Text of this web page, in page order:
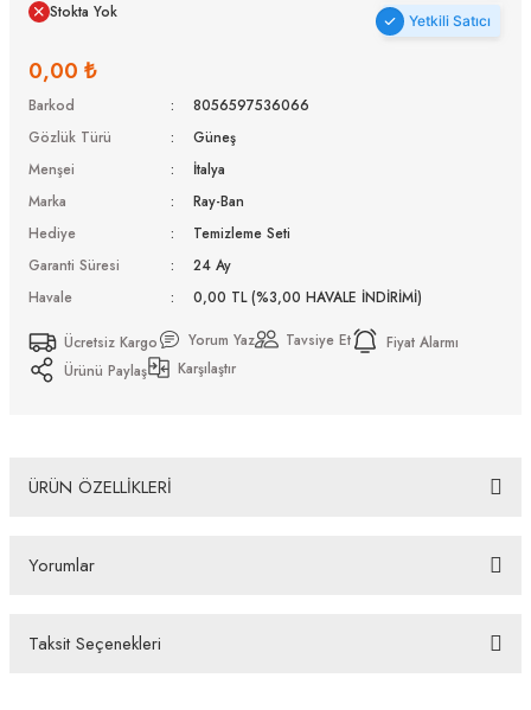
Stokta Yok Yetkili Satıcı
0,00 ₺
Barkod
8056597536066
Gözlük Türü
Güneş
Menşei
İtalya
Marka
Ray-Ban
Hediye
Temizleme Seti
Garanti Süresi
24 Ay
Havale
0,00 TL (%3,00 HAVALE İNDİRİMİ)
Ücretsiz Kargo Yorum Yaz Tavsiye Et
Fiyat Alarmı
Ürünü Paylaş
Karşılaştır
ÜRÜN ÖZELLİKLERİ
hatası aldığınız durumda bankanızla irtibata geçip aksesuar
alışverişlerinde kredi kartınızın müsaade ettiği maksimum taksit
Yorumlar
Taksit Seçenekleri